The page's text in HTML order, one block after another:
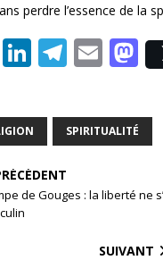
perdre l’essence de la
F Li
k
e
dI
n
T
e
g
m
E
ai
l
a
st
o
o
SPIRITUALITÉ
de Gouges : la liberté ne
SUIVANT